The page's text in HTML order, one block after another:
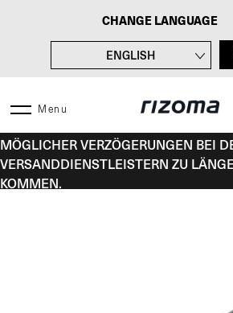
CHANGE LANGUAGE
ENGLISH
ITALIANO
ESPAÑOL
Menu
MÖGLICHER VERZÖGERUNGEN BEI
VERSANDDIENSTLEISTERN ZU
KOMMEN.